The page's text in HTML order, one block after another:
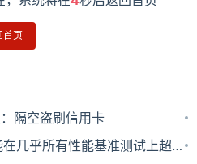
首页
隔空盗刷信用卡
几乎所有性能基准测试上超越